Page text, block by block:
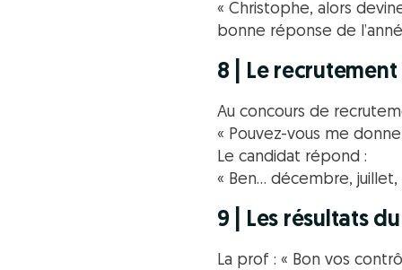
« Christophe, alors
bonne réponse de
8 | Le
Au concours de
« Pouvez-vous me
Le candidat répond :
« Ben… décembre, juillet,
9 | Les résultats
La prof : « Bon vos